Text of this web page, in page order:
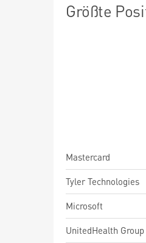
Größte
Mastercard
Tyler Technologies
Microsoft
UnitedHealth Group